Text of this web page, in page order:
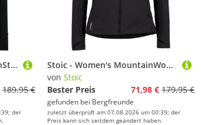
Stoic - MerinoFleece260 FlenSt. Zip Hoody - Merinohoodie Gr S schwarz
189,95 €
der
Stoic - Women's MountainWool60 JokkmokkSt. Hybrid Jacket - Isolationsjacke Gr XL schwarz
von Stoic
Bester Preis
71,98 € 179,95 €
gefunden bei Bergfreunde
zuletzt überprüft am 07.08.2026 um 00:39; der
Preis kann sich seitdem geändert haben.